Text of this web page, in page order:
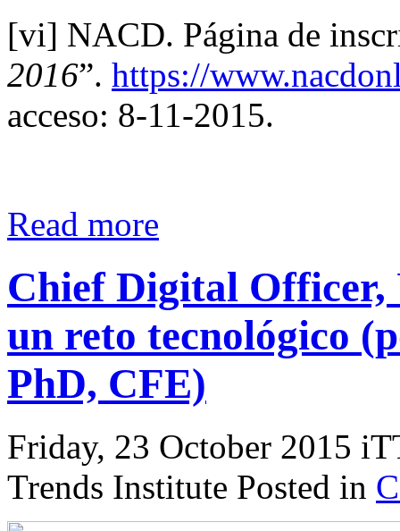
[vi] NACD. Página de
2016”. https://
acceso: 8-11-2015.
Read more
Chief Digital
un reto tecnológico
PhD, CFE)
Friday, 23 October 2015
Trends Institute Posted in